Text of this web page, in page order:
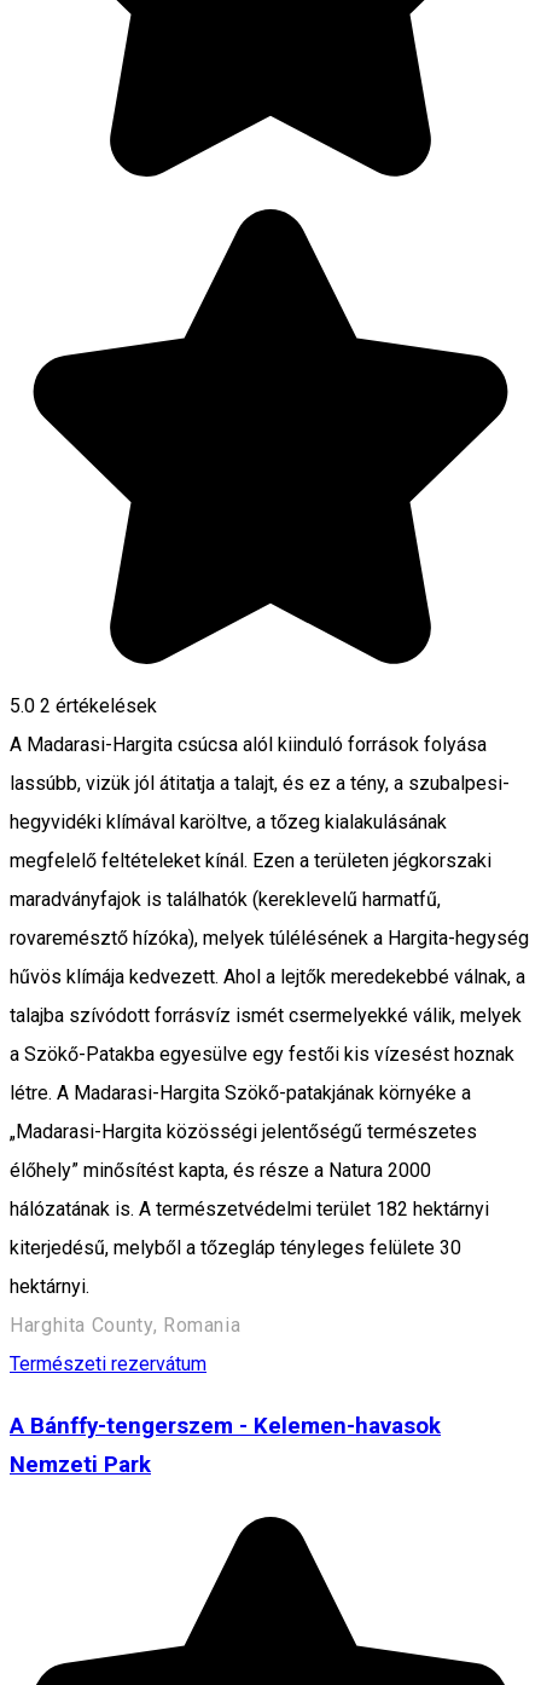
5.0 2 értékelések
A Madarasi-Hargita csúcsa alól kiinduló források folyása
lassúbb, vizük jól átitatja a talajt, és ez a tény, a szubalpesi-
hegyvidéki klímával karöltve, a tőzeg kialakulásának
megfelelő feltételeket kínál. Ezen a területen jégkorszaki
maradványfajok is találhatók (kereklevelű harmatfű,
rovaremésztő hízóka), melyek túlélésének a Hargita-hegység
hűvös klímája kedvezett. Ahol a lejtők meredekebbé válnak, a
talajba szívódott forrásvíz ismét csermelyekké válik, melyek
a Szökő-Patakba egyesülve egy festői kis vízesést hoznak
létre. A Madarasi-Hargita Szökő-patakjának környéke a
„Madarasi-Hargita közösségi jelentőségű természetes
élőhely” minősítést kapta, és része a Natura 2000
hálózatának is. A természetvédelmi terület 182 hektárnyi
kiterjedésű, melyből a tőzegláp tényleges felülete 30
hektárnyi.
Harghita County, Romania
Természeti rezervátum
A Bánffy-tengerszem - Kelemen-havasok
Nemzeti Park